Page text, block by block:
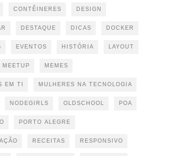
CONTÊINERES DESIGN
DESTAQUE DICAS DOCKER
EVENTOS HISTÓRIA LAYOUT
MEETUP MEMES
EM TI MULHERES NA TECNOLOGIA
NODEGIRLS OLDSCHOOL POA
PORTO ALEGRE
RECEITAS RESPONSIVO